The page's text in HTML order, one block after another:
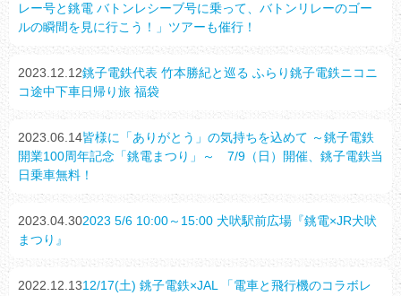
レー号と銚電 バトンレシーブ号に乗って、バトンリレーのゴー
ルの瞬間を見に行こう！」ツアーも催行！
2023.12.12銚子電鉄代表 竹本勝紀と巡る ふらり銚子電鉄ニコニ
コ途中下車日帰り旅 福袋
2023.06.14皆様に「ありがとう」の気持ちを込めて ～銚子電鉄
開業100周年記念「銚電まつり」～ 7/9（日）開催、銚子電鉄当
日乗車無料！
2023.04.302023 5/6 10:00～15:00 犬吠駅前広場『銚電×JR犬吠
まつり』
2022.12.1312/17(土) 銚子電鉄×JAL 「電車と飛行機のコラボレ